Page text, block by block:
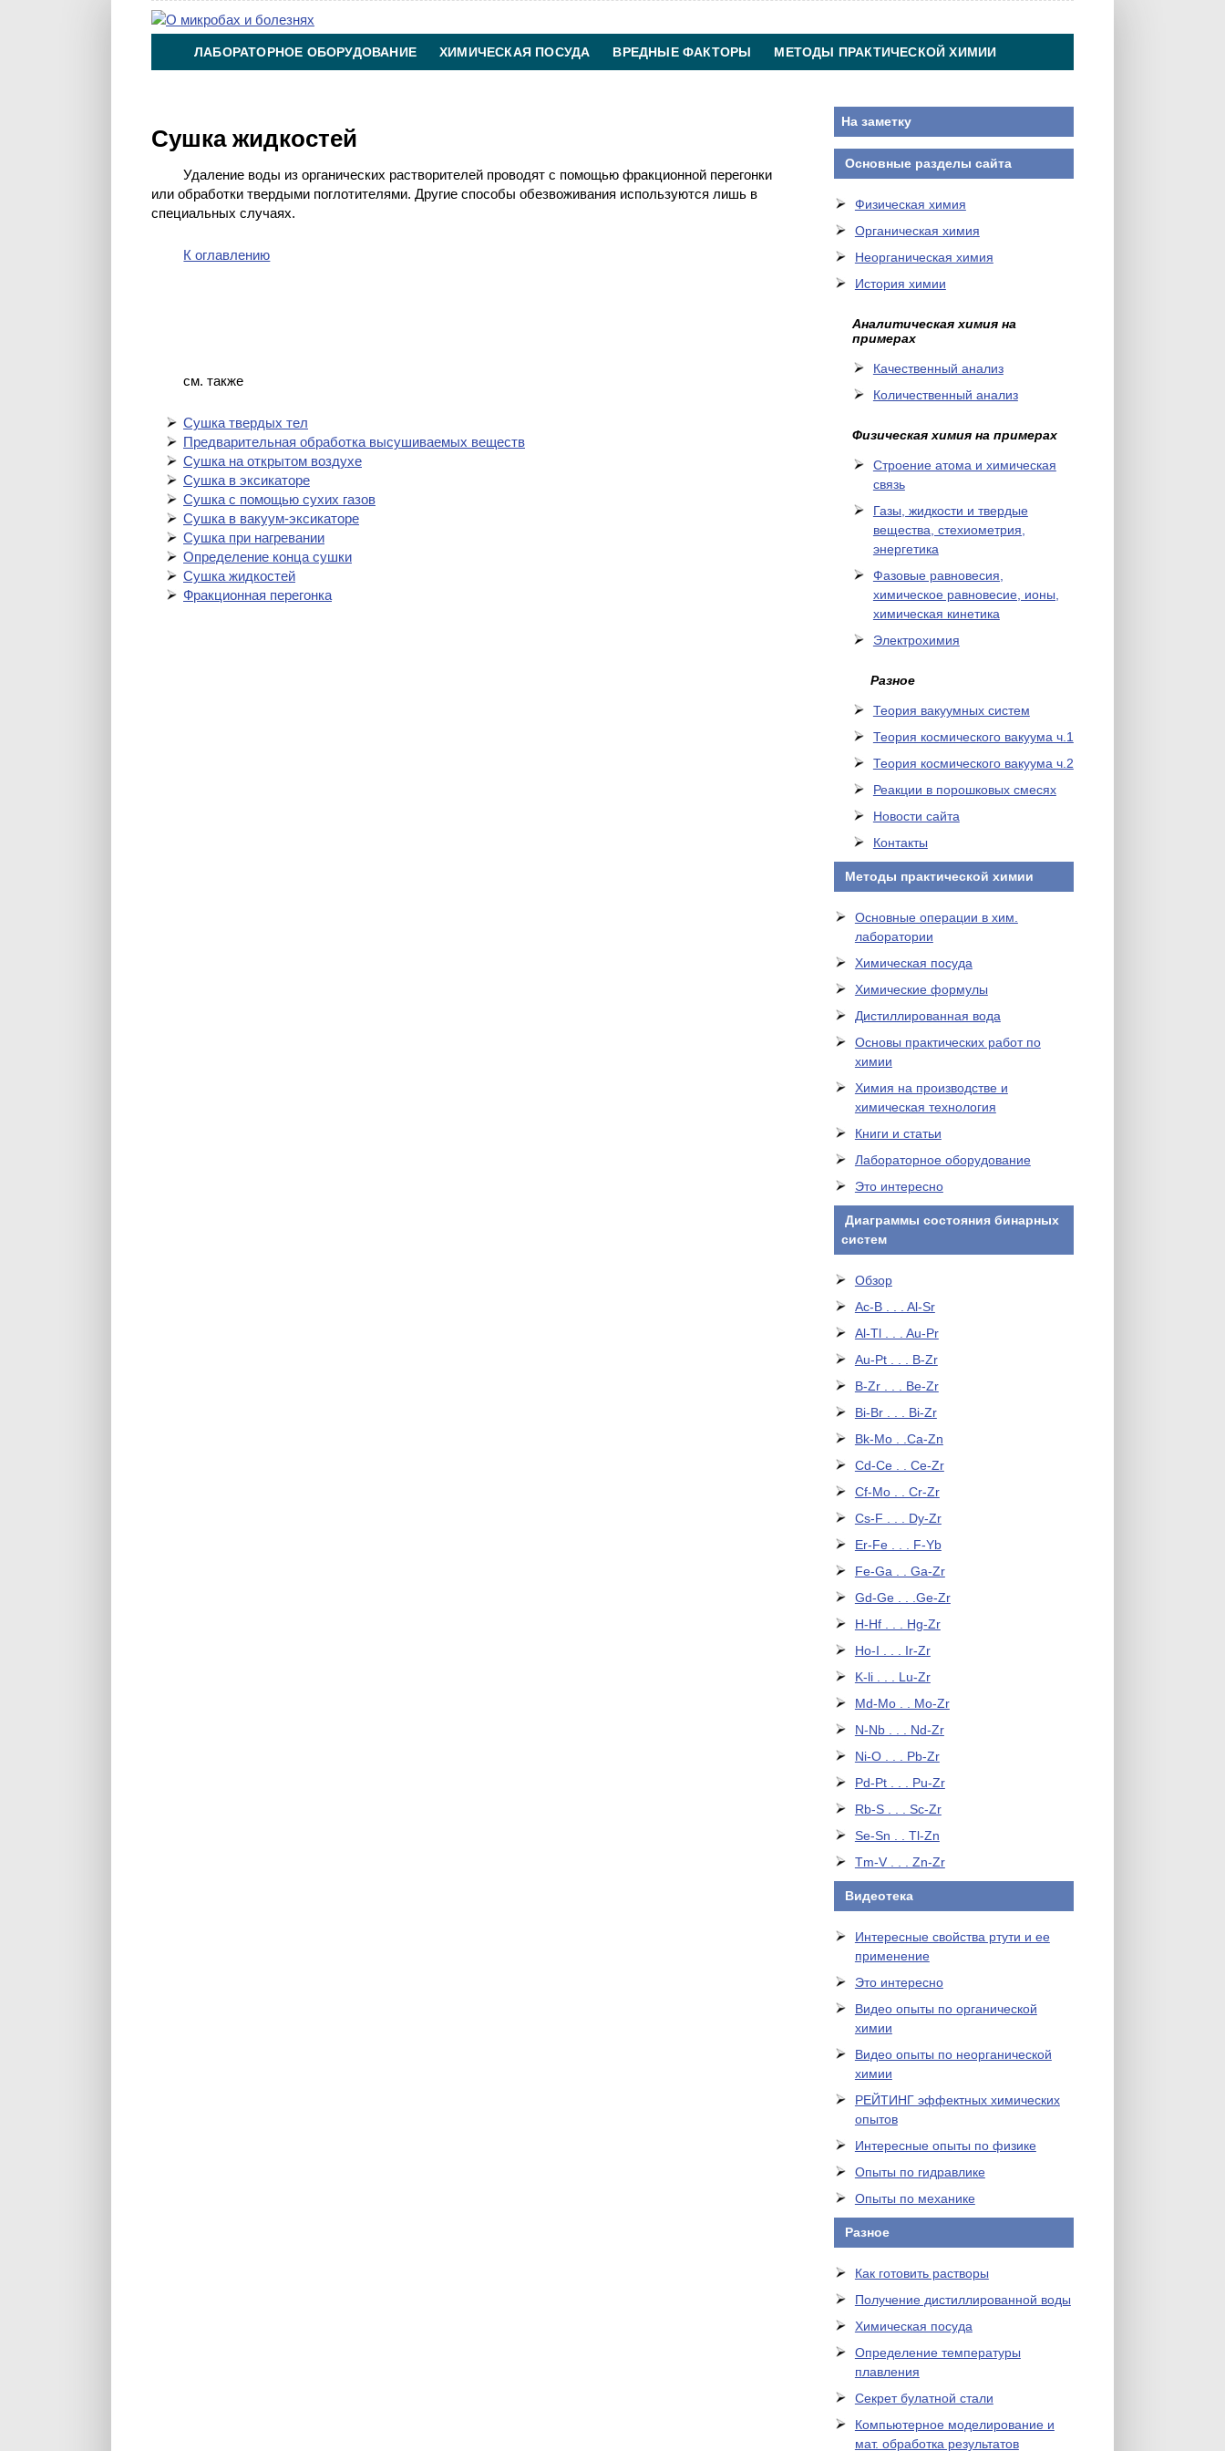
ЛАБОРАТОРНОЕ ОБОРУДОВАНИЕ ХИМИЧЕСКАЯ ПОСУДА ВРЕДНЫЕ ФАКТОРЫ МЕТОДЫ ПРАКТИЧЕСКОЙ ХИМИИ
Сушка жидкостей
Удаление воды из органических растворителей проводят с помощью фракционной перегонки
или обработки твердыми поглотителями. Другие способы обезвоживания используются лишь в
специальных случаях.
К оглавлению
см. также
Сушка твердых тел
Предварительная обработка высушиваемых веществ
Сушка на открытом воздухе
Сушка в эксикаторе
Сушка с помощью сухих газов
Сушка в вакуум-эксикаторе
Сушка при нагревании
Определение конца сушки
Сушка жидкостей
Фракционная перегонка
На заметку
Основные разделы сайта
Физическая химия
Органическая химия
Неорганическая химия
История химии
Аналитическая химия на
примерах
Качественный анализ
Количественный анализ
Физическая химия на примерах
Cтроение атома и химическая
связь
Газы, жидкости и твердые
вещества, стехиометрия,
энергетика
Фазовые равновесия,
химическое равновесие, ионы,
химическая кинетика
Электрохимия
Разное
Теория вакуумных систем
Теория космического вакуума ч.1
Теория космического вакуума ч.2
Реакции в порошковых смесях
Новости сайта
Контакты
Методы практической химии
Основные операции в хим.
лаборатории
Химическая посуда
Химические формулы
Дистиллированная вода
Основы практических работ по
химии
Химия на производстве и
химическая технология
Книги и статьи
Лабораторное оборудование
Это интересно
Диаграммы состояния бинарных
систем
Обзор
Ac-B . . . Al-Sr
Al-Tl . . . Au-Pr
Au-Pt . . . B-Zr
B-Zr . . . Be-Zr
Bi-Br . . . Bi-Zr
Bk-Mo . .Ca-Zn
Cd-Ce . . Ce-Zr
Cf-Mo . . Cr-Zr
Cs-F . . . Dy-Zr
Er-Fe . . . F-Yb
Fe-Ga . . Ga-Zr
Gd-Ge . . .Ge-Zr
H-Hf . . . Hg-Zr
Ho-I . . . Ir-Zr
K-li . . . Lu-Zr
Md-Mo . . Mo-Zr
N-Nb . . . Nd-Zr
Ni-O . . . Pb-Zr
Pd-Pt . . . Pu-Zr
Rb-S . . . Sc-Zr
Se-Sn . . Tl-Zn
Tm-V . . . Zn-Zr
Видеотека
Интересные свойства ртути и ее
применение
Это интересно
Видео опыты по органической
химии
Видео опыты по неорганической
химии
РЕЙТИНГ эффектных химических
опытов
Интересные опыты по физике
Опыты по гидравлике
Опыты по механике
Разное
Как готовить растворы
Получение дистиллированной воды
Химическая посуда
Определение температуры
плавления
Секрет булатной стали
Компьютерное моделирование и
мат. обработка результатов